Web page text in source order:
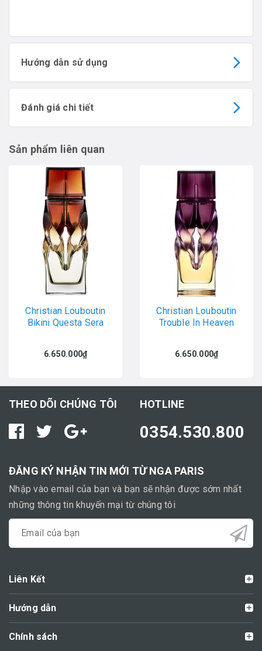
Hướng dẫn sử dụng
Đánh giá chi tiết
Sản phẩm liên quan
Christian Louboutin
Bikini Questa Sera
6.650.000₫
Christian Louboutin
Trouble In Heaven
6.650.000₫
THEO DÕI CHÚNG TÔI HOTLINE
0354.530.800
ĐĂNG KÝ NHẬN TIN MỚI TỪ NGA PARIS
Nhập vào email của bạn và bạn sẽ nhận được sớm nhất
những thông tin khuyến mại từ chúng tôi
Liên Kết
Hướng dẫn
Chính sách